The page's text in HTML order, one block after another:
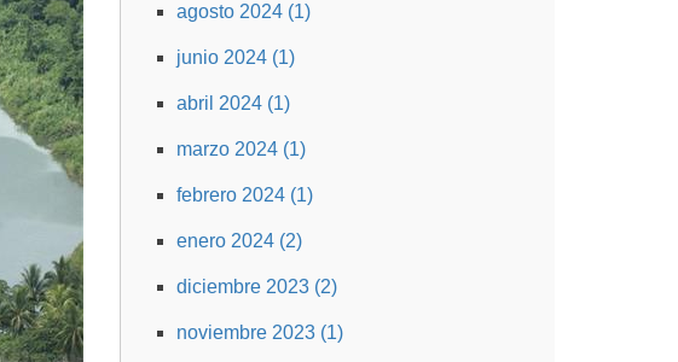
agosto 2024 (1)
junio 2024 (1)
abril 2024 (1)
marzo 2024 (1)
febrero 2024 (1)
enero 2024 (2)
diciembre 2023 (2)
noviembre 2023 (1)